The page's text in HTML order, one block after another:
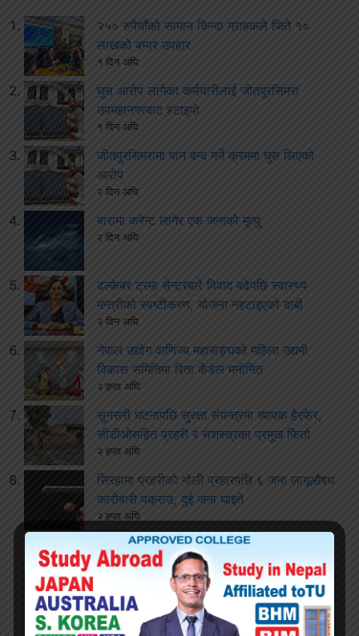
२५० रुपैयाँको सामान किन्दा ग्राहकले जिते १०
लाखको बम्पर उपहार
१ दिन अघि
घुस आरोप लागेका कर्मचारीलाई जीतपुरसिमरा
उपमहानगरबाट हटाइयो
१ दिन अघि
जीतपुरसिमरामा पान बन्द गर्ने क्रममा घुस लिएको
आरोप
२ दिन अघि
बारामा करेन्ट लागेर एक जनाको मृत्यु
२ दिन अघि
ढल्केबर ट्रमा सेन्टरबारे विवाद बढेपछि स्वास्थ्य
मन्त्रीको स्पष्टीकरण, योजना नहटाइएको दाबी
२ दिन अघि
नेपाल उद्योग वाणिज्य महासङ्घको महिला उद्यमी
विकास समितिमा रिता कँडेल मनोनित
२ हप्ता अघि
सुनसरी घटनापछि सुरक्षा संयन्त्रमा व्यापक हेरफेर,
सीडीओसहित प्रहरी र सशस्त्रका प्रमुख फिर्ता
२ हप्ता अघि
सिरहामा प्रहरीको गोली प्रहारपछि ६ जना लागूऔषध
कारोबारी पक्राउ, दुई जना घाइते
२ हप्ता अघि